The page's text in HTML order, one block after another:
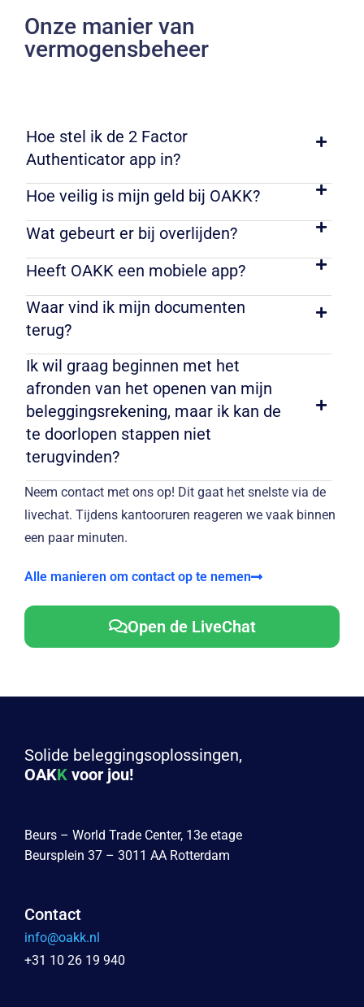
Onze manier van
vermogensbeheer
Hoe stel ik de 2 Factor
Authenticator app in?
Hoe veilig is mijn geld bij OAKK?
Wat gebeurt er bij overlijden?
Heeft OAKK een mobiele app?
Waar vind ik mijn documenten
terug?
Ik wil graag beginnen met het
afronden van het openen van mijn
beleggingsrekening, maar ik kan de
te doorlopen stappen niet
terugvinden?
Neem contact met ons op! Dit gaat het snelste via de
livechat. Tijdens kantooruren reageren we vaak binnen
een paar minuten.
Alle manieren om contact op te nemen
Open de LiveChat
Solide beleggingsoplossingen,
OAKK voor jou!
Beurs – World Trade Center, 13e etage
Beursplein 37 – 3011 AA Rotterdam
Contact
info@oakk.nl
+31 10 26 19 940